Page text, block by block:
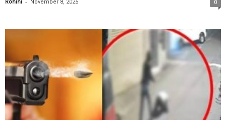
Rohini November 8, 2025 0